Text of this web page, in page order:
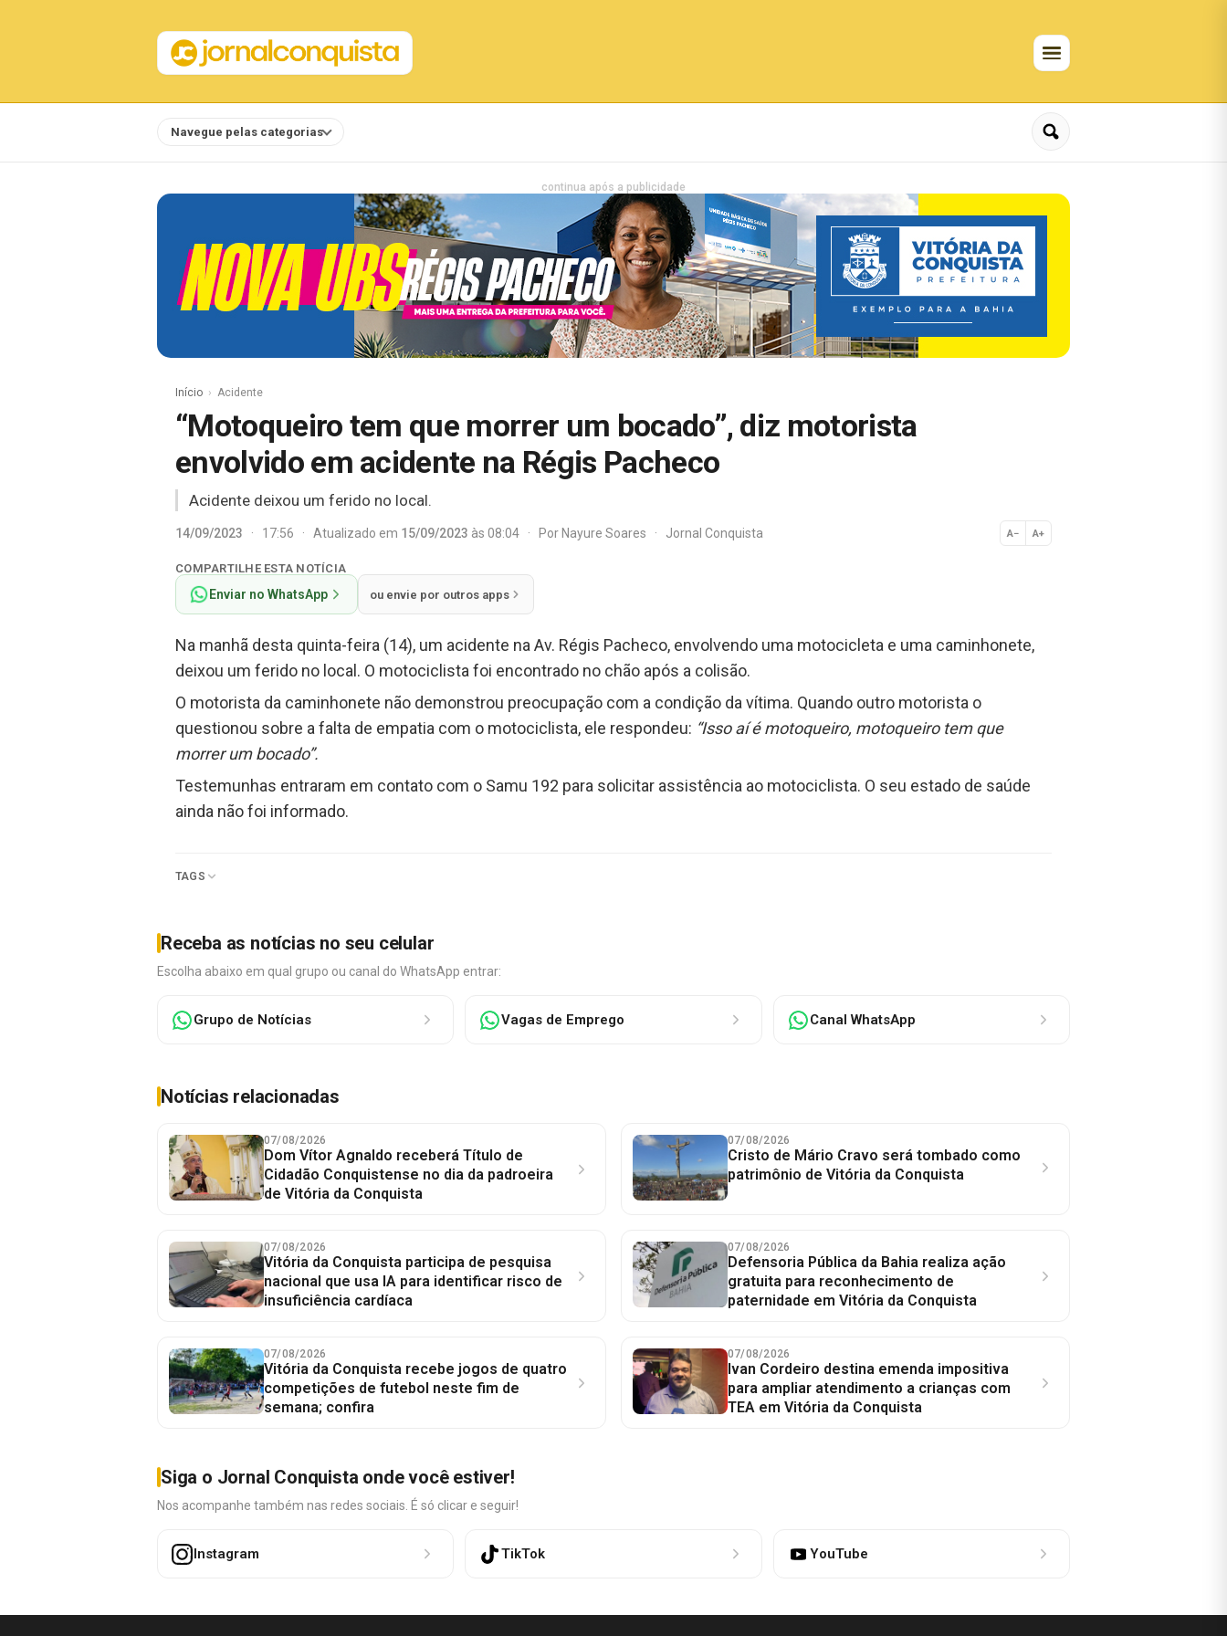
Navegue pelas categorias
continua após a publicidade
Início Acidente
“Motoqueiro tem que morrer um bocado”, diz motorista
envolvido em acidente na Régis Pacheco
Acidente deixou um ferido no local.
14/09/2023 · 17:56 · Atualizado em 15/09/2023 às 08:04 · PorNayure Soares · Jornal Conquista A− A+
Normal
COMPARTILHE ESTA NOTÍCIA
Enviar no WhatsApp ou envie por outros apps
Na manhã desta quinta-feira (14), um acidente na Av. Régis Pacheco, envolvendo uma motocicleta e uma caminhonete,
deixou um ferido no local. O motociclista foi encontrado no chão após a colisão.
O motorista da caminhonete não demonstrou preocupação com a condição da vítima. Quando outro motorista o
questionou sobre a falta de empatia com o motociclista, ele respondeu: “Isso aí é motoqueiro, motoqueiro tem que
morrer um bocado”.
Testemunhas entraram em contato com o Samu 192 para solicitar assistência ao motociclista. O seu estado de saúde
ainda não foi informado.
TAGS
Receba as notícias no seu celular
Escolha abaixo em qual grupo ou canal do WhatsApp entrar:
Grupo de Notícias Vagas de Emprego Canal WhatsApp
Notícias relacionadas
07/08/2026
Dom Vítor Agnaldo receberá Título de
Cidadão Conquistense no dia da padroeira
de Vitória da Conquista
07/08/2026
Cristo de Mário Cravo será tombado como
patrimônio de Vitória da Conquista
07/08/2026
Vitória da Conquista participa de pesquisa
nacional que usa IA para identificar risco de
insuficiência cardíaca
07/08/2026
Defensoria Pública da Bahia realiza ação
gratuita para reconhecimento de
paternidade em Vitória da Conquista
07/08/2026
Vitória da Conquista recebe jogos de quatro
competições de futebol neste fim de
semana; confira
07/08/2026
Ivan Cordeiro destina emenda impositiva
para ampliar atendimento a crianças com
TEA em Vitória da Conquista
Siga o Jornal Conquista onde você estiver!
Nos acompanhe também nas redes sociais. É só clicar e seguir!
Instagram TikTok YouTube